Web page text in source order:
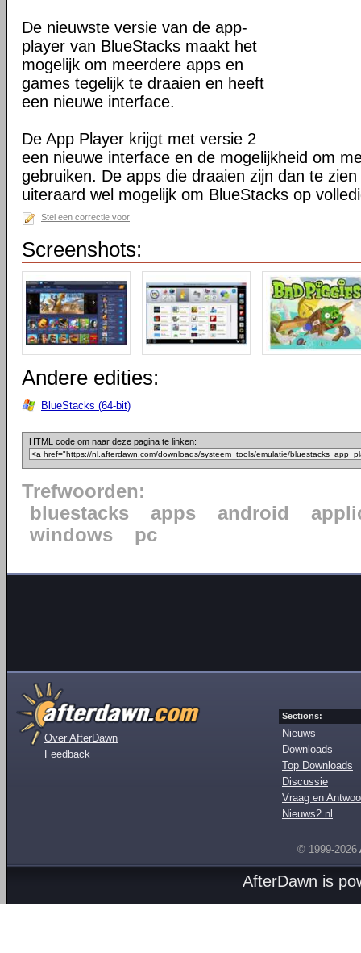
De nieuwste versie van de app-
player van BlueStacks maakt het
mogelijk om meerdere apps en
games tegelijk te draaien en heeft
een nieuwe interface.
De App Player krijgt met versie 2
een nieuwe interface en de mogelijkheid om
gebruiken. De apps die draaien zijn dan te
uiteraard wel mogelijk om BlueStacks op
Stel een correctie voor
Screenshots:
Andere edities:
BlueStacks (64-bit)
HTML code om naar deze pagina te linken:
Trefwoorden:
bluestacks
apps android
windows
pc
Over AfterDawn
Feedback
Sections:
Nieuws
Downloads
Top Downloads
Discussie
Vraag en
Nieuws2.nl
© 1999-2026
AfterDawn is